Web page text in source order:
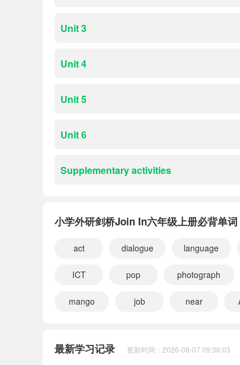
Unit 3
Unit 4
Unit 5
Unit 6
Supplementary activities
小学外研剑桥Join In六年级上册必背单词
act dialogue language
ICT pop photograph
mango job near
最新学习记录 更新时间：2026-08-07 09:36:03
小宝777556 正在学习 小学冀教版三起六年级上册